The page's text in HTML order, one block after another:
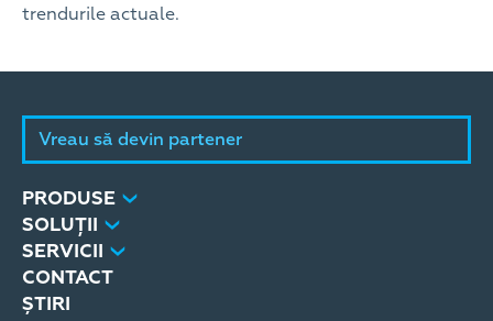
trendurile actuale.
Vreau să devin partener
PRODUSE
SOLUȚII
SERVICII
CONTACT
ȘTIRI